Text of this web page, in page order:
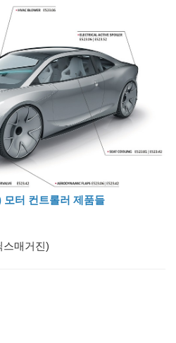
모터 컨트롤러 제품들
스매거진)